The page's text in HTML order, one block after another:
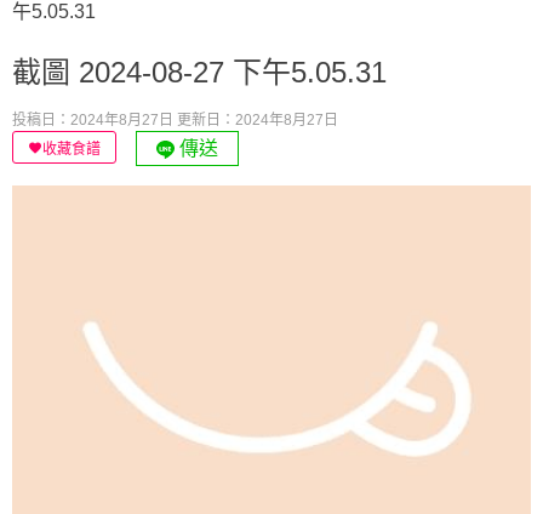
午5.05.31
截圖 2024-08-27 下午5.05.31
投稿日：2024年8月27日 更新日：2024年8月27日
收藏食譜
傳送